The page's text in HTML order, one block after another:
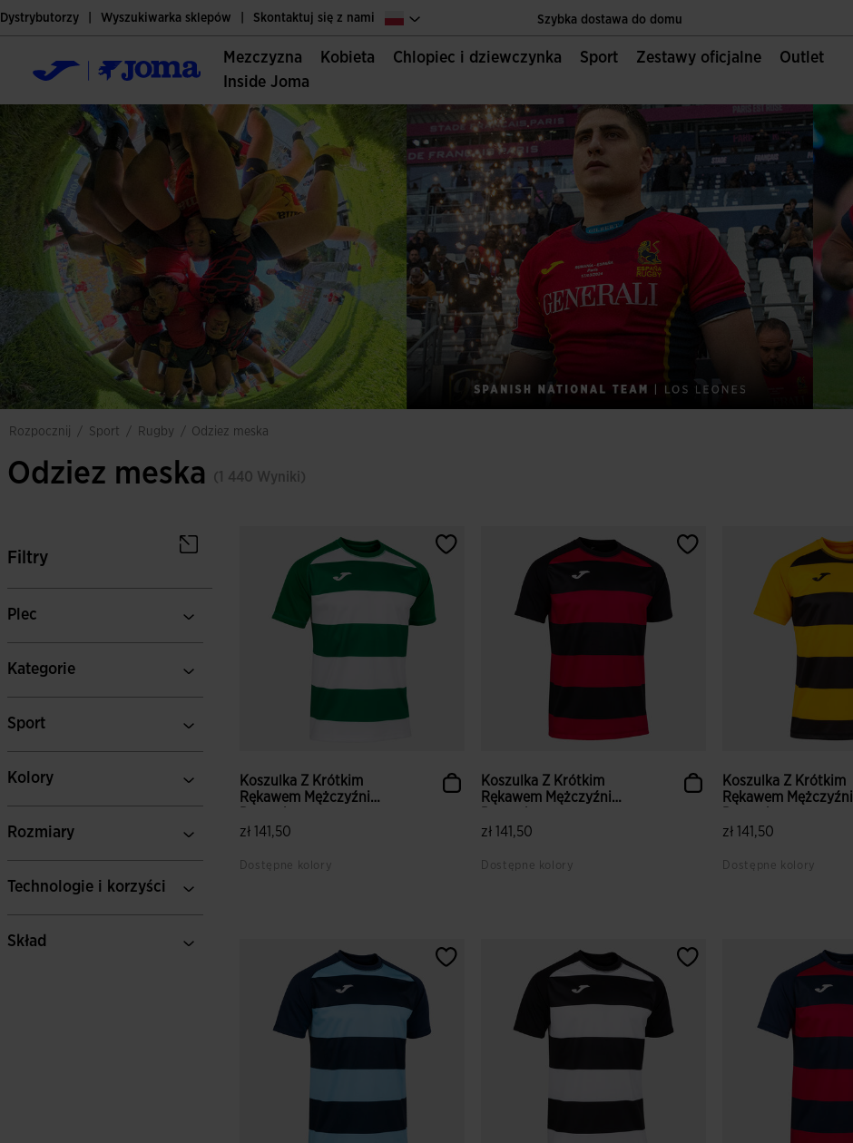
Szybka dostawa do domu
Jedyna oficjalna strona internetowa JOMA SPORT
Jedyna oficjalna strona internetowa JOMA SPORT
Szybka dostawa do domu
Dystrybutorzy Wyszukiwarka sklepów Skontaktuj się z nami
Mezczyzna Kobieta Chlopiec i dziewczynka Sport Zestawy oficjalne
Outlet
Inside Joma
rozpocznij / sport / rugby / odziez meska
Odziez meska (1 440 Wyniki)
Filtry
Plec
Kategorie
Sport
Kolory
Rozmiary
Technologie i korzyści
Skład
Koszulka Z Krótkim
Rękawem Mężczyźni
zł 141,50
Dostępne kolory
Koszulka Z Krótkim
Rękawem Mężczyźni
zł 141,50
Dostępne kolory
Koszulka Z Krótkim
Rękawem Mężczyźni
zł 141,50
Dostępne kolory